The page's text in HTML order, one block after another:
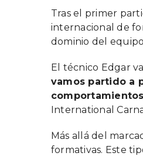
Tras el primer
internacional de
dominio del
El técnico Edgar
vamos partido a
International
Más allá del
formativas. Este